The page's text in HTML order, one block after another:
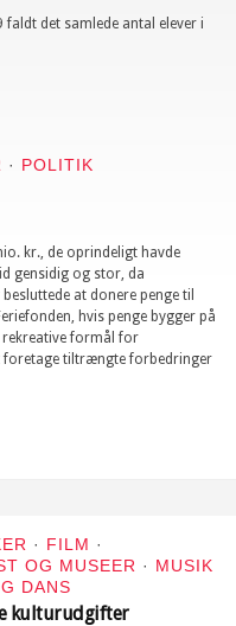
det samlede antal elever i
· POLITIK
kr., de oprindeligt havde
gensidig og stor, da
at donere penge til
hvis penge bygger på
rekreative formål for
foretage tiltrængte forbedringer
· FILM ·
OG MUSEER · MUSIK
DANS
kulturudgifter